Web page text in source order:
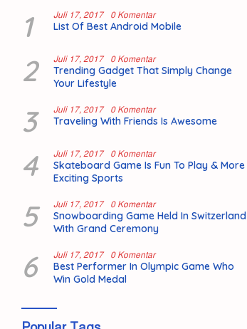
1 Juli 17, 2017 0 Komentar
List Of Best Android Mobile
2 Juli 17, 2017 0 Komentar
Trending Gadget That Simply Change
Your Lifestyle
3 Juli 17, 2017 0 Komentar
Traveling With Friends Is Awesome
4 Juli 17, 2017 0 Komentar
Skateboard Game Is Fun To Play & More
Exciting Sports
5 Juli 17, 2017 0 Komentar
Snowboarding Game Held In Switzerland
With Grand Ceremony
6 Juli 17, 2017 0 Komentar
Best Performer In Olympic Game Who
Win Gold Medal